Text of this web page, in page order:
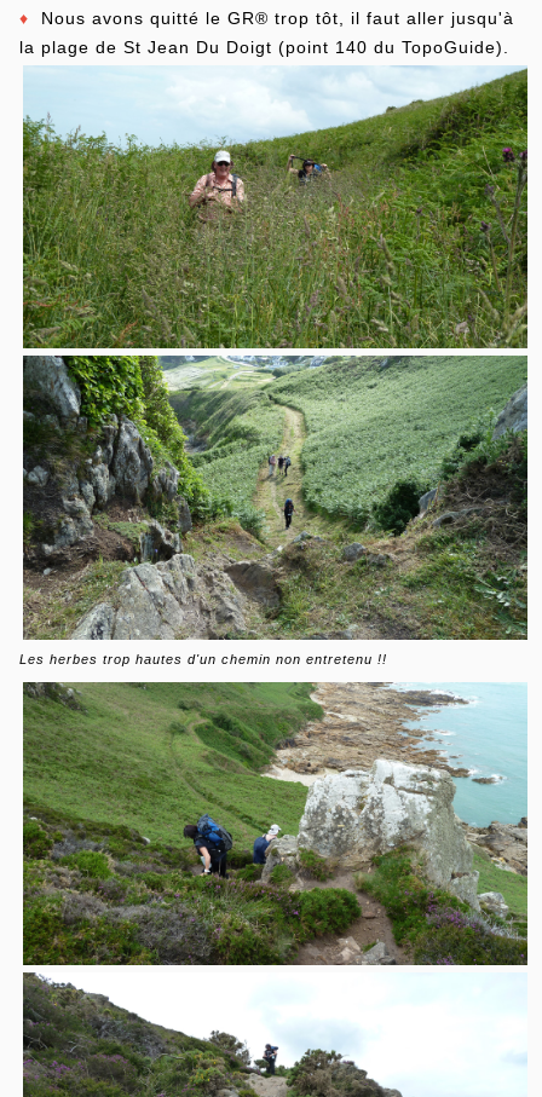
♦ Nous avons quitté le GR® trop tôt, il faut aller jusqu'à
la plage de St Jean Du Doigt (point 140 du TopoGuide).
Les herbes trop hautes d'un chemin non entretenu !!